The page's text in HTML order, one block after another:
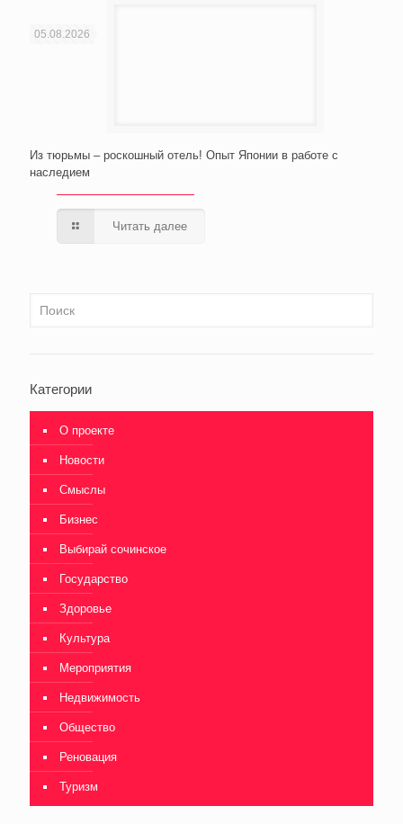
05.08.2026
Из тюрьмы – роскошный отель! Опыт Японии в работе с
наследием
Читать далее
Категории
О проекте
Новости
Смыслы
Бизнес
Выбирай сочинское
Государство
Здоровье
Культура
Мероприятия
Недвижимость
Общество
Реновация
Туризм